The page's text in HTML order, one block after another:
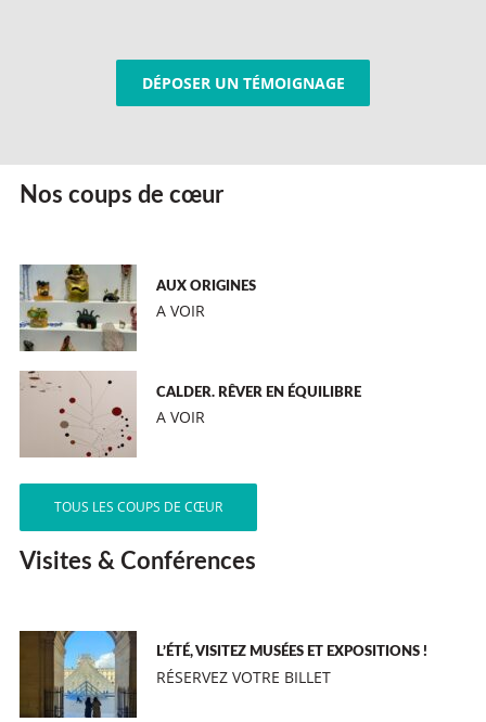
DÉPOSER UN TÉMOIGNAGE
Nos coups de cœur
AUX ORIGINES
A VOIR
CALDER. RÊVER EN ÉQUILIBRE
A VOIR
TOUS LES COUPS DE CŒUR
Visites & Conférences
L’ÉTÉ, VISITEZ MUSÉES ET EXPOSITIONS !
RÉSERVEZ VOTRE BILLET